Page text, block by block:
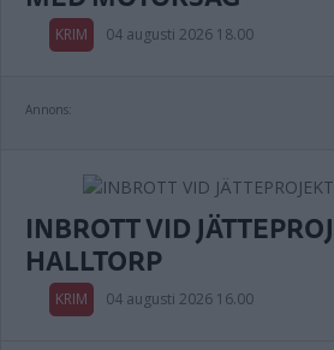
KRIM 04 augusti 2026 18.00
Annons:
INBROTT VID
HALLTORP
KRIM 04 augusti 2026 16.00